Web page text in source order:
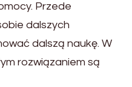
Przede
dalszych
dalszą naukę. W
rozwiązaniem są